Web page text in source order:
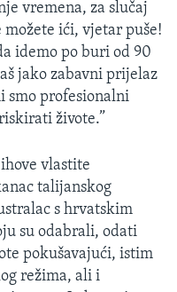
vremena, za slučaj
možete ići, vjetar puše!
idemo po buri od 90
jako zabavni prijelaz
smo profesionalni
živote.”
vlastite
talijanskog
s hrvatskim
su odabrali, odati
pokušavajući, istim
režima, ali i